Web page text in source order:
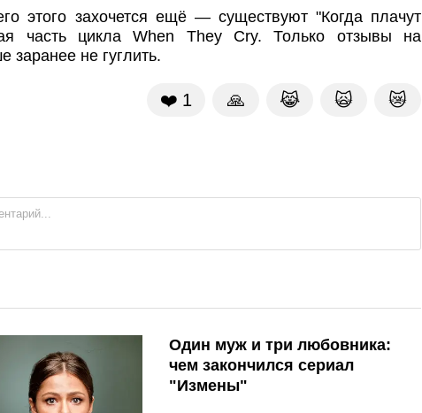
этого захочется ещё — существуют "Когда плачут
часть цикла When They Cry. Только отзывы на
заранее не гуглить.
❤️ 1 🙏 😹 🙀 😿
Один муж и три любовника:
чем закончился сериал
"Измены"